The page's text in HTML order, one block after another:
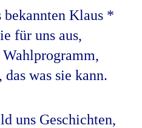
bekannten Klaus *
für uns aus,
was sie kann.
uns Geschichten,